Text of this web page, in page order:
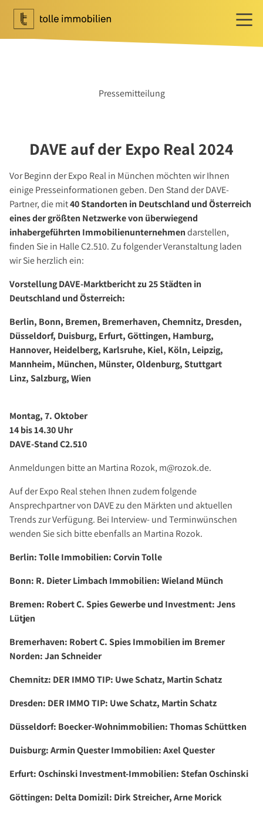
Tippgeber
Newsletter Wohnen
Investment
Ihr Makler für Investment
Marktbericht 2025/2026
Referenzen
Investment Suchauftrag
Newsletter Investment
Immobilie kaufen
Immobilienangebote
Immobilienmarkt
Suchauftrag Wohnen
Services
Hausverwaltung
Nachlassservice
News
Podcast
Ratgeber
Über Uns
Kundenbewertungen
Stellenangebote
Presse
Kontakt
Pressemitteilung
DAVE auf der Expo Real 2024
Vor Beginn der Expo Real in München möchten wir Ihnen
einige Presseinformationen geben. Den Stand der DAVE-
Partner, die mit40 Standorten in Deutschland und Österreich
eines der größten Netzwerke von überwiegend
inhabergeführten Immobilienunternehmendarstellen,
finden Sie in Halle C2.510. Zu folgender Veranstaltung laden
wir Sie herzlich ein:
Vorstellung DAVE-Marktbericht zu 25 Städten in
Deutschland und Österreich:
Berlin, Bonn, Bremen, Bremerhaven, Chemnitz, Dresden,
Düsseldorf, Duisburg, Erfurt, Göttingen, Hamburg,
Hannover, Heidelberg, Karlsruhe, Kiel, Köln, Leipzig,
Mannheim, München, Münster, Oldenburg, Stuttgart
Linz, Salzburg, Wien
Montag, 7. Oktober
14 bis 14.30 Uhr
DAVE-Stand C2.510
Anmeldungen bitte an Martina Rozok, m@rozok.de.
Auf der Expo Real stehen Ihnen zudem folgende
Ansprechpartner von DAVE zu den Märkten und aktuellen
Trends zur Verfügung. Bei Interview- und Terminwünschen
wenden Sie sich bitte ebenfalls an Martina Rozok.
Berlin: Tolle Immobilien: Corvin Tolle
Bonn: R. Dieter Limbach Immobilien: Wieland Münch
Bremen: Robert C. Spies Gewerbe und Investment: Jens
Lütjen
Bremerhaven: Robert C. Spies Immobilien im Bremer
Norden: Jan Schneider
Chemnitz: DER IMMO TIP: Uwe Schatz, Martin Schatz
Dresden: DER IMMO TIP: Uwe Schatz, Martin Schatz
Düsseldorf: Boecker-Wohnimmobilien: Thomas Schüttken
Duisburg: Armin Quester Immobilien: Axel Quester
Erfurt: Oschinski Investment-Immobilien: Stefan Oschinski
Göttingen: Delta Domizil: Dirk Streicher, Arne Morick